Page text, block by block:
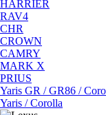
HARRIER
RAV4
CHR
CROWN
CAMRY
MARK X
PRIUS
Yaris GR / GR86 /
Yaris / Corolla